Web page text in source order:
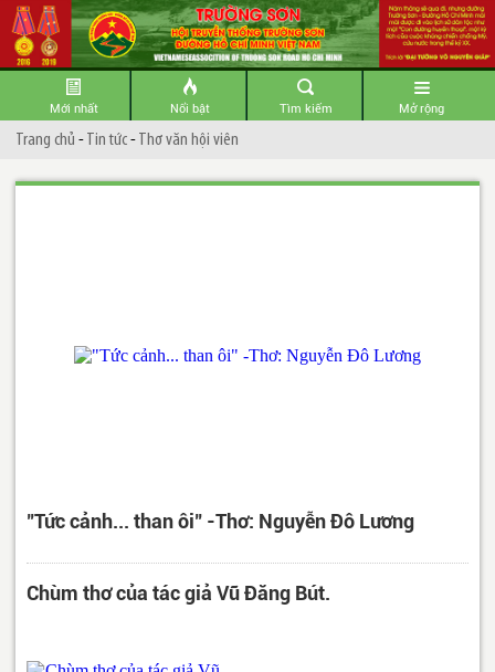
Mới nhất Nổi bật Tìm kiếm Mở rộng
Trang chủ -Tin tức-Thơ văn hội viên
"Tức cảnh... than ôi" -Thơ: Nguyễn Đô Lương
Chùm thơ của tác giả Vũ Đăng Bút.